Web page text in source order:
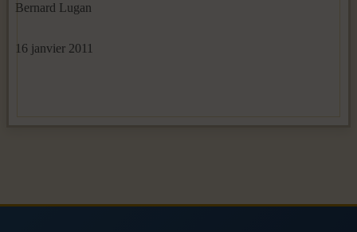
Bernard Lugan
16 janvier 2011